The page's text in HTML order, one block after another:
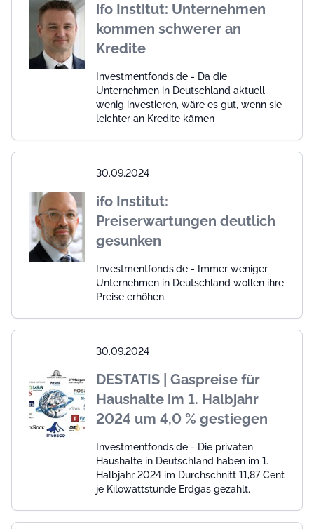
ifo Institut: Unternehmen
kommen schwerer an
Kredite
Investmentfonds.de - Da die
Unternehmen in Deutschland aktuell
wenig investieren, wäre es gut, wenn sie
leichter an Kredite kämen
30.09.2024
ifo Institut:
Preiserwartungen deutlich
gesunken
Investmentfonds.de - Immer weniger
Unternehmen in Deutschland wollen ihre
Preise erhöhen.
30.09.2024
DESTATIS | Gaspreise für
Haushalte im 1. Halbjahr
2024 um 4,0 % gestiegen
Investmentfonds.de - Die privaten
Haushalte in Deutschland haben im 1.
Halbjahr 2024 im Durchschnitt 11,87 Cent
je Kilowattstunde Erdgas gezahlt.